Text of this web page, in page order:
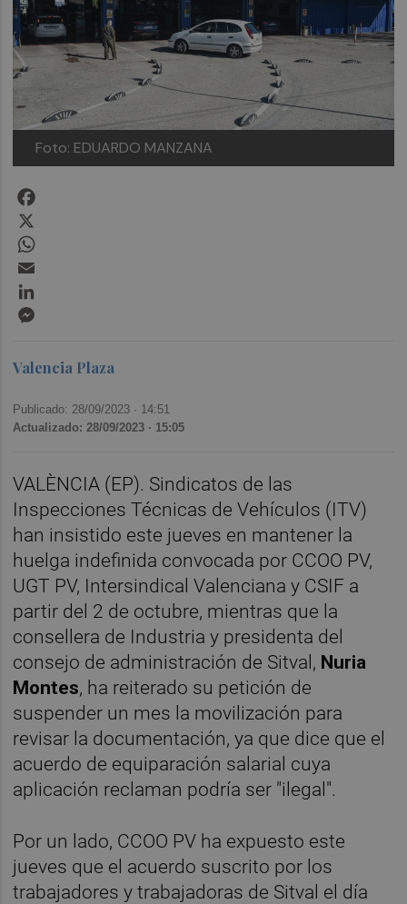
Foto: EDUARDO MANZANA
Valencia Plaza
Publicado: 28/09/2023 · 14:51
Actualizado: 28/09/2023 · 15:05
VALÈNCIA (EP). Sindicatos de las
Inspecciones Técnicas de Vehículos (ITV)
han insistido este jueves en mantener la
huelga indefinida convocada por CCOO PV,
UGT PV, Intersindical Valenciana y CSIF a
partir del 2 de octubre, mientras que la
consellera de Industria y presidenta del
consejo de administración de Sitval, Nuria
Montes, ha reiterado su petición de
suspender un mes la movilización para
revisar la documentación, ya que dice que el
acuerdo de equiparación salarial cuya
aplicación reclaman podría ser "ilegal".
Por un lado, CCOO PV ha expuesto este
jueves que el acuerdo suscrito por los
trabajadores y trabajadoras de Sitval el día